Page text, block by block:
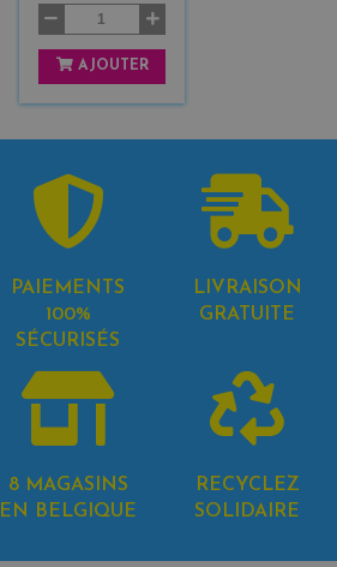
AJOUTER
PAIEMENTS
100%
SÉCURISÉS
LIVRAISON
GRATUITE
8 MAGASINS
EN BELGIQUE
RECYCLEZ
SOLIDAIRE